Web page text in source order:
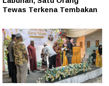
Tewas Terkena Tembakan